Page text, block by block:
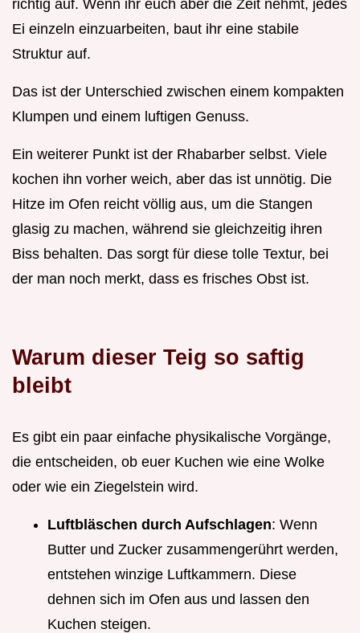
richtig auf. Wenn ihr euch aber die Zeit nehmt, jedes
Ei einzeln einzuarbeiten, baut ihr eine stabile
Struktur auf.
Das ist der Unterschied zwischen einem kompakten
Klumpen und einem luftigen Genuss.
Ein weiterer Punkt ist der Rhabarber selbst. Viele
kochen ihn vorher weich, aber das ist unnötig. Die
Hitze im Ofen reicht völlig aus, um die Stangen
glasig zu machen, während sie gleichzeitig ihren
Biss behalten. Das sorgt für diese tolle Textur, bei
der man noch merkt, dass es frisches Obst ist.
Warum dieser Teig so saftig
bleibt
Es gibt ein paar einfache physikalische Vorgänge,
die entscheiden, ob euer Kuchen wie eine Wolke
oder wie ein Ziegelstein wird.
Luftbläschen durch Aufschlagen: Wenn
Butter und Zucker zusammengerührt werden,
entstehen winzige Luftkammern. Diese
dehnen sich im Ofen aus und lassen den
Kuchen steigen.